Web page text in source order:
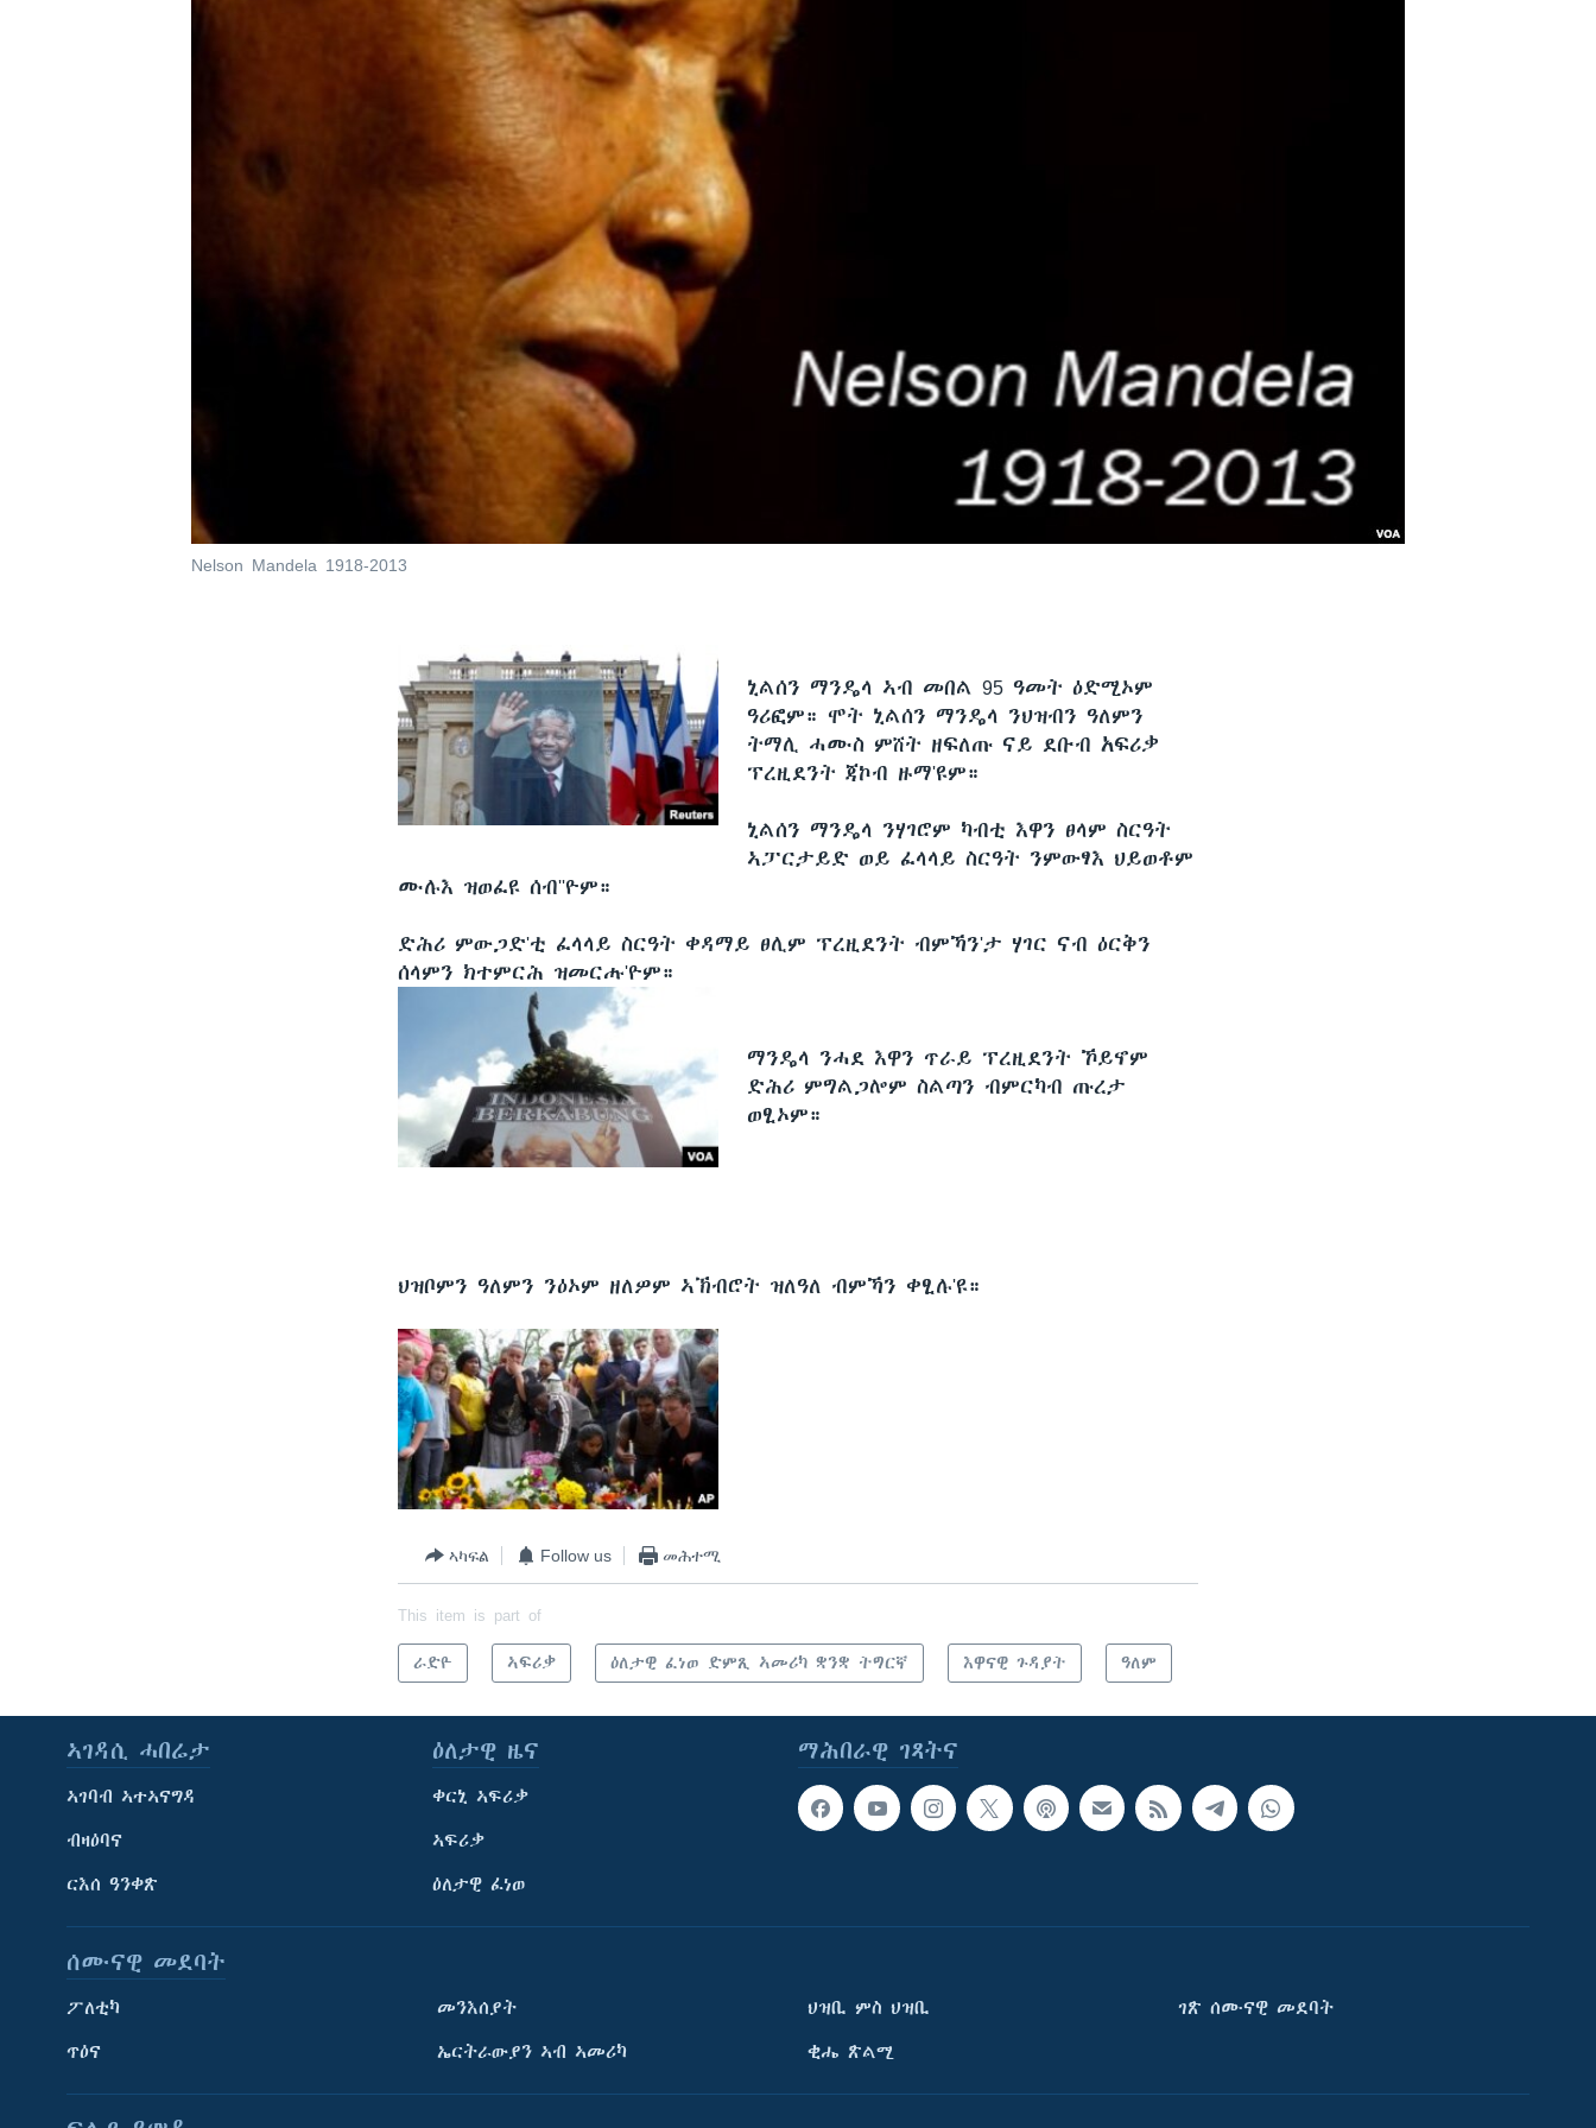
Nelson Mandela 1918-2013
ኒልሰን ማንዴላ ኣብ መበል 95 ዓመት ዕድሚኦም
ዓሪፎም። ሞት ኒልሰን ማንዴላ ንህዝብን ዓለምን
ትማሊ ሓሙስ ምሸት ዘፍለጡ ናይ ደቡብ አፍሪቃ
ፕረዚደንት ጃኮብ ዙማ'ዩም።
ኒልሰን ማንዴላ ንሃገሮም ካብቲ እዋን ፀላም ስርዓት
ኣፓርታይድ ወይ ፈላላይ ስርዓት ንምውፃእ ህይወቶም
ሙሉእ ዝወፈዩ ሰብ''ዮም።
ድሕሪ ምውጋድ'ቲ ፈላላይ ስርዓት ቀዳማይ ፀሊም ፕረዚደንት ብምኻን'ታ ሃገር ናብ ዕርቅን
ሰላምን ክተምርሕ ዝመርሑ'ዮም።
ማንዴላ ንሓደ እዋን ጥራይ ፕረዚደንት ኾይኖም
ድሕሪ ምግልጋሎም ስልጣን ብምርካብ ጡረታ
ወፂኦም።
ህዝቦምን ዓለምን ንዕኦም ዘለዎም ኣኽብሮት ዝለዓለ ብምኻን ቀፂሉ'ዩ።
ኣካፍል Follow us መሕተሚ
This item is part of
ራድዮ ኣፍሪቃ ዕለታዊ ፈነወ ድምጺ ኣመሪካ ቋንቋ ትግርኛ እዋናዊ ጉዳያት ዓለም
ማሕበራዊ ገጻትና
ኣገዳሲ ሓበሬታ
ኣገባብ ኣተኣናግዳ
ብዛዕባና
ርእሰ ዓንቀጽ
ዕለታዊ ዜና
ቀርኒ ኣፍሪቃ
ኣፍሪቃ
ዕለታዊ ፈነወ
ሰሙናዊ መደባት
ፖለቲካ
ጥዕና
መንእሰያት
ኤርትራውያን ኣብ ኣመሪካ
ህዝቢ ምስ ህዝቢ
ቂሔ ጽልሚ
ገጽ ሰሙናዊ መደባት